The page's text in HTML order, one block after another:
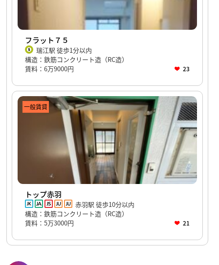
フラット７５
瑞江駅 徒歩1分以内
構造：鉄筋コンクリート造（RC造）
賃料：6万9000円
23
一般賃貸
トップ赤羽
赤羽駅 徒歩10分以内
構造：鉄筋コンクリート造（RC造）
賃料：5万3000円
21